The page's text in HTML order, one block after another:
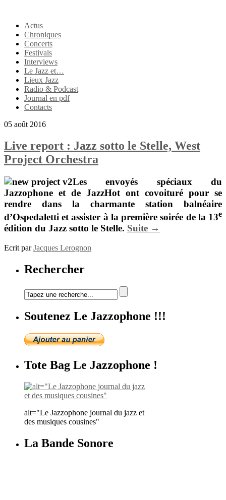
Actus
Chroniques
Concerts
Festivals
Interviews
Le Jazz et…
Lieux Jazz
Radio & Podcast
Journal en pdf
Contacts
05 août 2016
Live report : Jazz sotto le Stelle, West
Project Orchestra
Les envoyés spéciaux du
Jazzophone et de JazzHot ont covoituré pour se
rendre dans la charmante station balnéaire
d’Ospedaletti et assister à la première soirée de la 13e
édition du Jazz sotto le Stelle. Suite →
Ecrit parJacques Lerognon
Rechercher
Soutenez Le Jazzophone !!!
Tote Bag Le Jazzophone !
alt="Le Jazzophone journal du jazz et
des musiques cousines"
La Bande Sonore